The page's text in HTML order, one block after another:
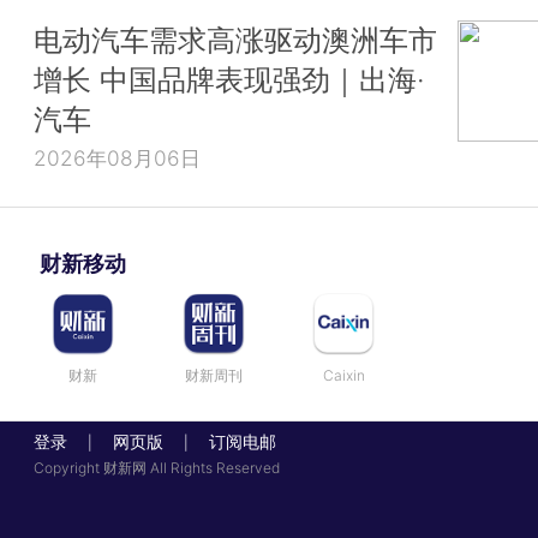
电动汽车需求高涨驱动澳洲车市
增长 中国品牌表现强劲｜出海·
汽车
2026年08月06日
财新移动
财新 财新周刊 Caixin
登录 网页版 订阅电邮
Copyright 财新网 All Rights Reserved